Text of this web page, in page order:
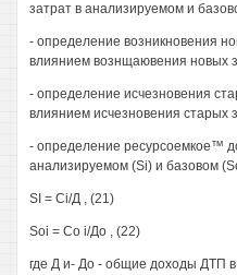
затрат в анализируемом и
- определение возникновения
влиянием вознщаювения новых
- определение исчезновения
влиянием исчезновения старых
- определение ресурсоемкое™
анализируемом (Si) и базовом
SI = Ci/Д , (21)
Soi = Со i/До , (22)
где Д и- До - общие доходы ДТП